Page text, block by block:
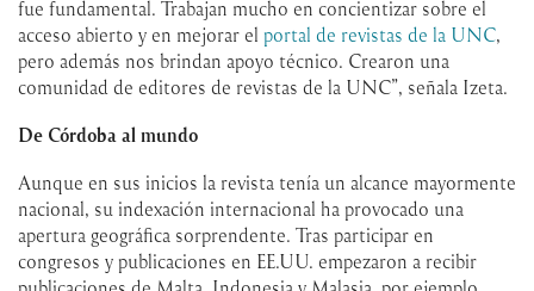
fue fundamental. Trabajan mucho en concientizar sobre el
acceso abierto y en mejorar el portal de revistas de la UNC,
pero además nos brindan apoyo técnico. Crearon una
comunidad de editores de revistas de la UNC”, señala Izeta.
De Córdoba al mundo
Aunque en sus inicios la revista tenía un alcance mayormente
nacional, su indexación internacional ha provocado una
apertura geográfica sorprendente. Tras participar en
congresos y publicaciones en EE.UU. empezaron a recibir